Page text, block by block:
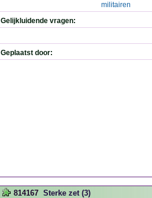
militairen
Gelijkluidende vragen:
Geplaatst door:
814167 Sterke zet (3)